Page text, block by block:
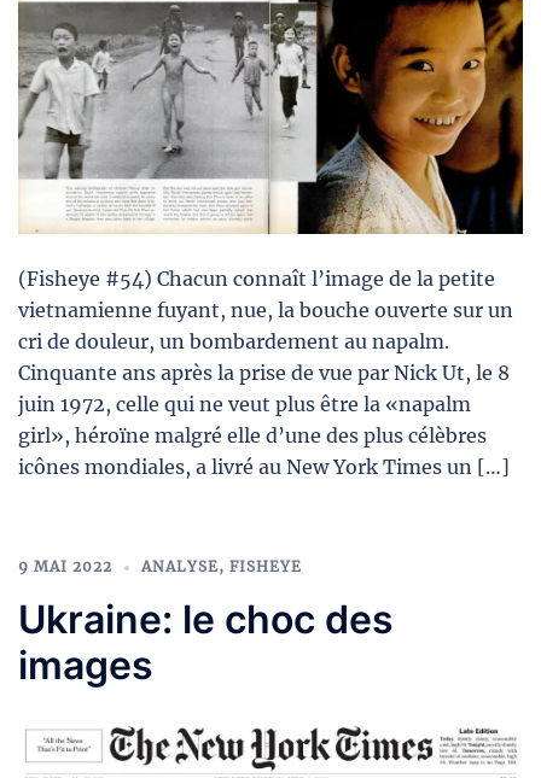
(Fisheye #54) Chacun connaît l’image de la petite
vietnamienne fuyant, nue, la bouche ouverte sur un
cri de douleur, un bombardement au napalm.
Cinquante ans après la prise de vue par Nick Ut, le 8
juin 1972, celle qui ne veut plus être la «napalm
girl», héroïne malgré elle d’une des plus célèbres
icônes mondiales, a livré au New York Times un […]
9 MAI 2022 ANALYSE, FISHEYE
Ukraine: le choc des
images